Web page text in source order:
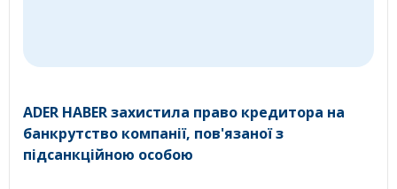
ADER HABER захистила право кредитора на
банкрутство компанії, пов'язаної з
підсанкційною особою